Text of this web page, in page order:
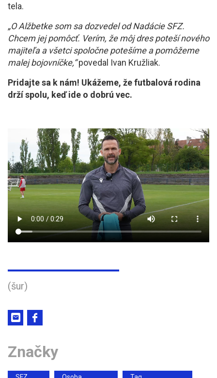
tela.
„O Alžbetke som sa dozvedel od Nadácie SFZ.
Chcem jej pomôcť. Verím, že môj dres poteší nového
majiteľa a všetci spoločne potešíme a pomôžeme
malej bojovníčke,“povedal Ivan Kružliak.
Pridajte sa k nám! Ukážeme, že futbalová rodina
drží spolu, keď ide o dobrú vec.
(šur)
Značky